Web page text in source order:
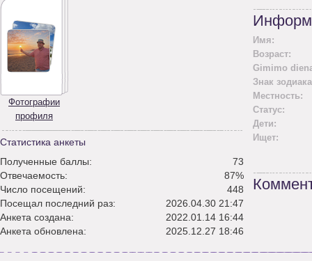
Фотографии
профиля
Статистика анкеты
Полученные баллы:
73
Отвечаемость:
87%
Число посещений:
448
Посещал последний раз:
2026.04.30 21:47
Анкета создана:
2022.01.14 16:44
Анкета обновлена:
2025.12.27 18:46
Имя:
Возраст:
Gimimo
Знак
Местность:
Статус:
Дети:
Ищет: